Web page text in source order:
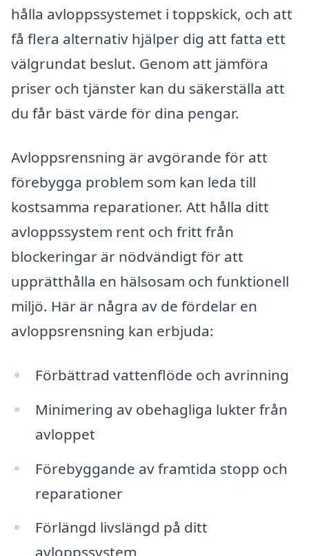
hålla avloppssystemet i toppskick, och att
få flera alternativ hjälper dig att fatta ett
välgrundat beslut. Genom att jämföra
priser och tjänster kan du säkerställa att
du får bäst värde för dina pengar.
Avloppsrensning är avgörande för att
förebygga problem som kan leda till
kostsamma reparationer. Att hålla ditt
avloppssystem rent och fritt från
blockeringar är nödvändigt för att
upprätthålla en hälsosam och funktionell
miljö. Här är några av de fördelar en
avloppsrensning kan erbjuda:
Förbättrad vattenflöde och avrinning
Minimering av obehagliga lukter från
avloppet
Förebyggande av framtida stopp och
reparationer
Förlängd livslängd på ditt
avloppssystem